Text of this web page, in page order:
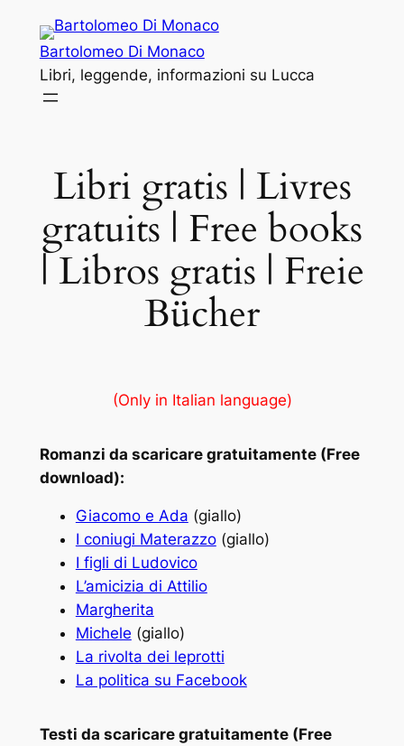
contenuto
Bartolomeo Di Monaco
Libri, leggende, informazioni su Lucca
Libri gratis | Livres
gratuits | Free books
| Libros gratis | Freie
Bücher
(Only in Italian language)
Romanzi da scaricare gratuitamente (Free
download):
Giacomo e Ada (giallo)
I coniugi Materazzo(giallo)
I figli di Ludovico
L’amicizia di Attilio
Margherita
Michele (giallo)
La rivolta dei leprotti
La politica su Facebook
Testi da scaricare gratuitamente (Free